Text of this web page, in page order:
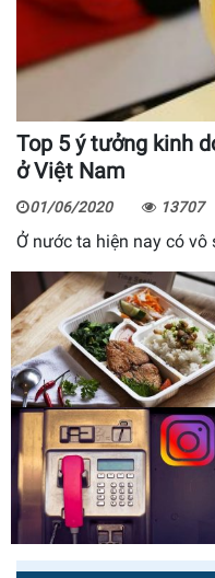
Top 5 ý tưởng kinh
ở Việt Nam
01/06/2020 13707
Ở nước ta hiện nay có